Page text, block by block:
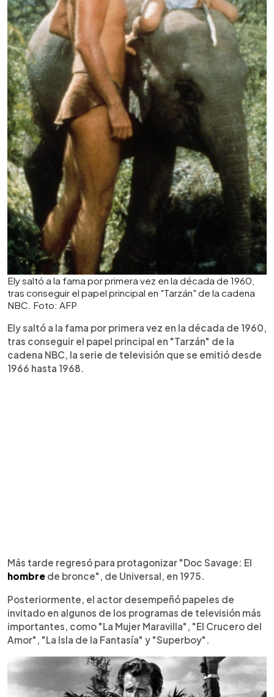
Ely saltó a la fama por primera vez en la década de 1960,
tras conseguir el papel principal en "Tarzán" de la cadena
NBC. Foto: AFP
Ely saltó a la fama por primera vez en la década de 1960,
tras conseguir el papel principal en "Tarzán" de la
cadena NBC, la serie de televisión que se emitió desde
1966 hasta 1968.
Más tarde regresó para protagonizar "Doc Savage: El
hombre de bronce", de Universal, en 1975.
Posteriormente, el actor desempeñó papeles de
invitado en algunos de los programas de televisión más
importantes, como "La Mujer Maravilla", "El Crucero del
Amor", "La Isla de la Fantasía" y "Superboy".